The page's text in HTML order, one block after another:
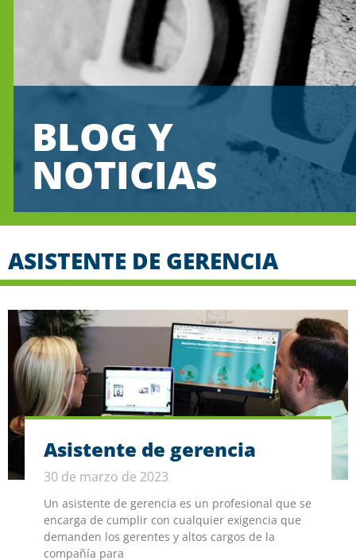
BLOG Y
NOTICIAS
ASISTENTE DE GERENCIA
Asistente de gerencia
30 de marzo de 2023
Un asistente de gerencia es un profesional que se
encarga de cumplir con cualquier exigencia que
demanden los gerentes y altos cargos de la
compañía para